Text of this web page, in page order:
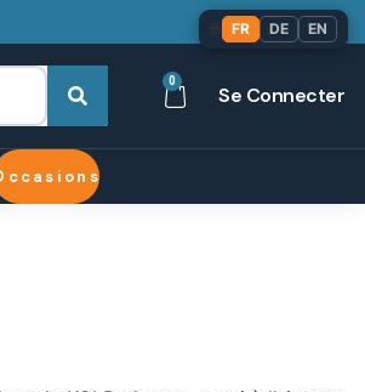
0
Se Connecter
FR DE EN